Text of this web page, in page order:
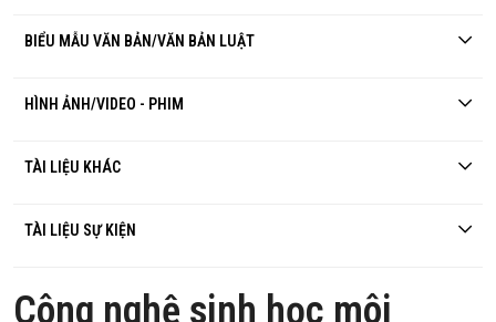
BIỂU MẪU VĂN BẢN/VĂN BẢN LUẬT
HÌNH ẢNH/VIDEO - PHIM
TÀI LIỆU KHÁC
TÀI LIỆU SỰ KIỆN
Công nghệ sinh học môi